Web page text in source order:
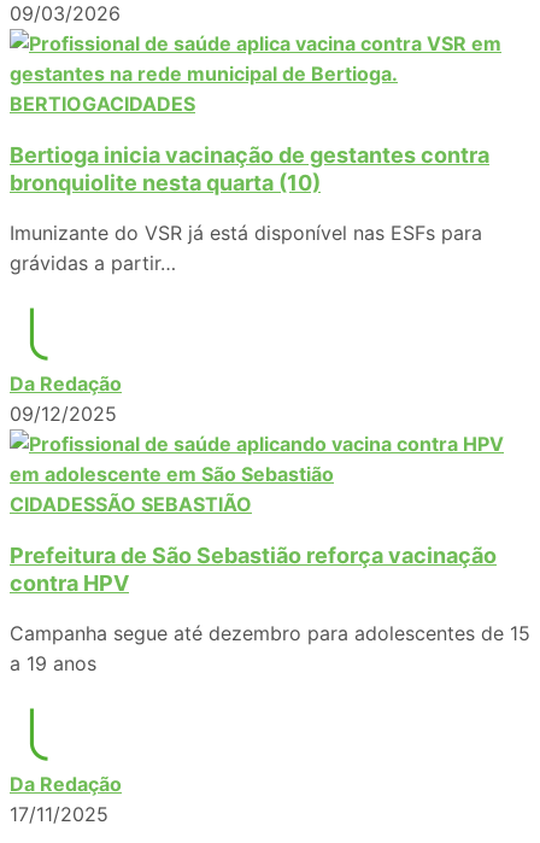
09/03/2026
BERTIOGACIDADES
Bertioga inicia vacinação de gestantes contra
bronquiolite nesta quarta (10)
Imunizante do VSR já está disponível nas ESFs para
grávidas a partir…
Da Redação
09/12/2025
CIDADESSÃO SEBASTIÃO
Prefeitura de São Sebastião reforça vacinação
contra HPV
Campanha segue até dezembro para adolescentes de 15
a 19 anos
Da Redação
17/11/2025